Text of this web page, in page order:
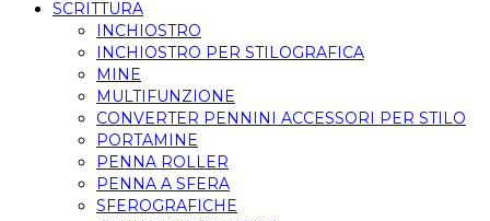
SCRITTURA
INCHIOSTRO
INCHIOSTRO PER STILOGRAFICA
MINE
MULTIFUNZIONE
CONVERTER PENNINI ACCESSORI PER STILO
PORTAMINE
PENNA ROLLER
PENNA A SFERA
SFEROGRAFICHE